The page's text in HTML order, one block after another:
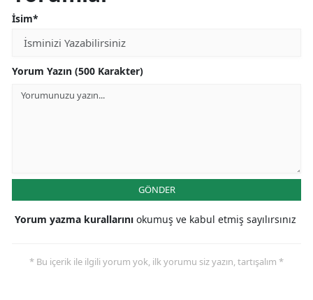
İsim*
Yorum Yazın (500 Karakter)
GÖNDER
Yorum yazma kurallarını okumuş ve kabul etmiş sayılırsınız
* Bu içerik ile ilgili yorum yok, ilk yorumu siz yazın, tartışalım *